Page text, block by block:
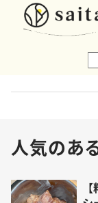
人気のあ